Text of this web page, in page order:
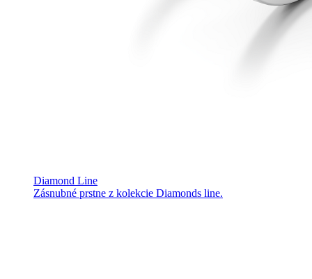
Diamond Line
Zásnubné prstne z kolekcie Diamonds line.